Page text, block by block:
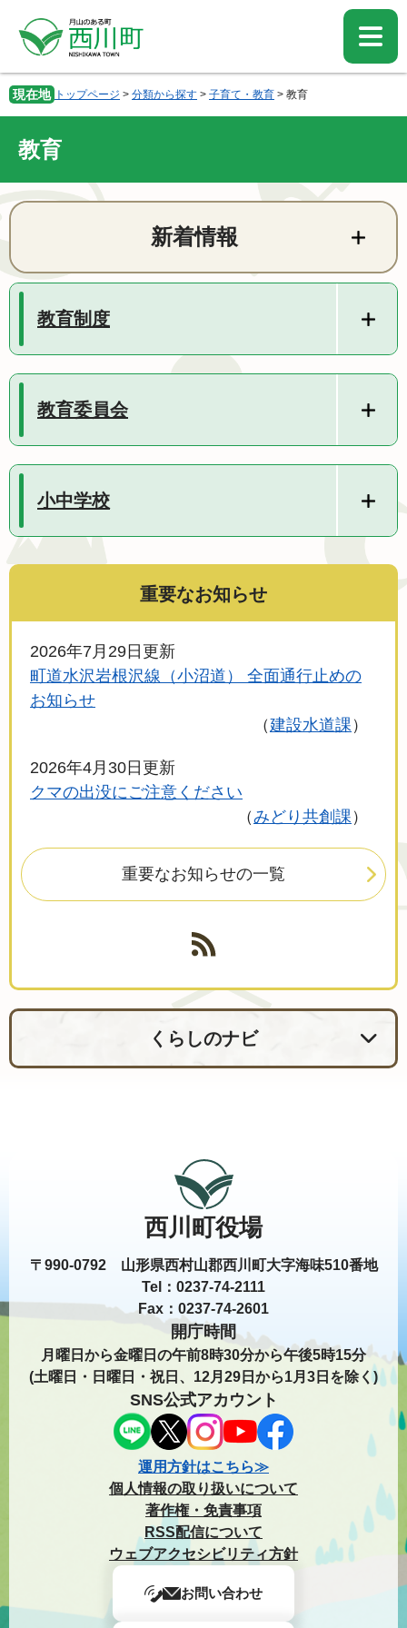
先
頭
す。
を
飛
本
へ
現在地 トップページ > 分類から探す > 子育て・教育 > 教育
教育
本
新着情報
教育制度
教育委員会
小中学校
重要なお知らせ
2026年7月29日更新
町道水沢岩根沢線（小沼道） 全面通行止めの
お知らせ
建設水道課
2026年4月30日更新
クマの出没にご注意ください
みどり共創課
重要なお知らせの一覧
くらしのナビ
西川町役場
〒990-0792 山形県西村山郡西川町大字海味510番地
Tel：0237-74-2111
Fax：0237-74-2601
開庁時間
月曜日から金曜日の午前8時30分から午後5時15分
(土曜日・日曜日・祝日、12月29日から1月3日を除く)
SNS公式アカウント
運用方針はこちら≫
個人情報の取り扱いについて
著作権・免責事項
RSS配信について
ウェブアクセシビリティ方針
お問い合わせ